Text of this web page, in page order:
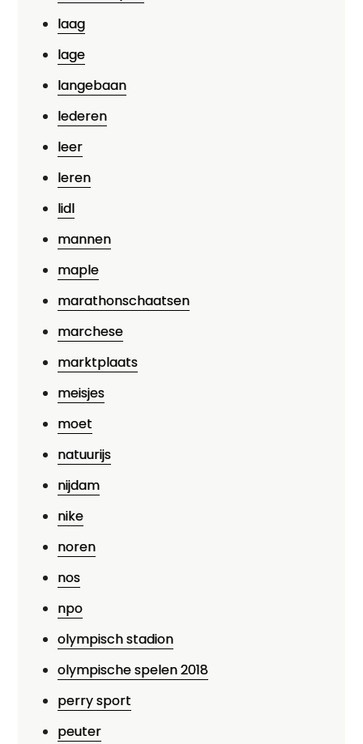
laag
lage
langebaan
lederen
leer
leren
lidl
mannen
maple
marathonschaatsen
marchese
marktplaats
meisjes
moet
natuurijs
nijdam
nike
noren
nos
npo
olympisch stadion
olympische spelen 2018
perry sport
peuter